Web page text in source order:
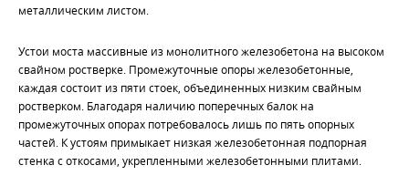
металлическим листом.
Устои моста массивные из монолитного железобетона на высоком
свайном ростверке. Промежуточные опоры железобетонные,
каждая состоит из пяти стоек, объединенных низким свайным
ростверком. Благодаря наличию поперечных балок на
промежуточных опорах потребовалось лишь по пять опорных
частей. К устоям примыкает низкая железобетонная подпорная
стенка с откосами, укрепленными железобетонными плитами.